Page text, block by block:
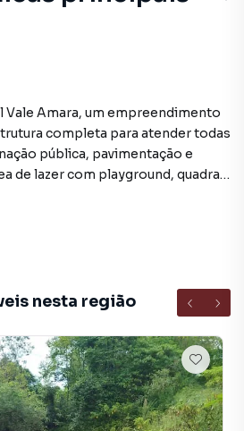
Vale Amara, um empreendimento
completa para atender todas
pública, pavimentação e
de lazer com playground, quadra
mais harmoniosa para você e
planejamento urbanístico,
ruas largas e tranquilas. Nas
várias empresas de grande
O Bairro Medianeira
à 3 Km do trevo de acesso a
nesta região